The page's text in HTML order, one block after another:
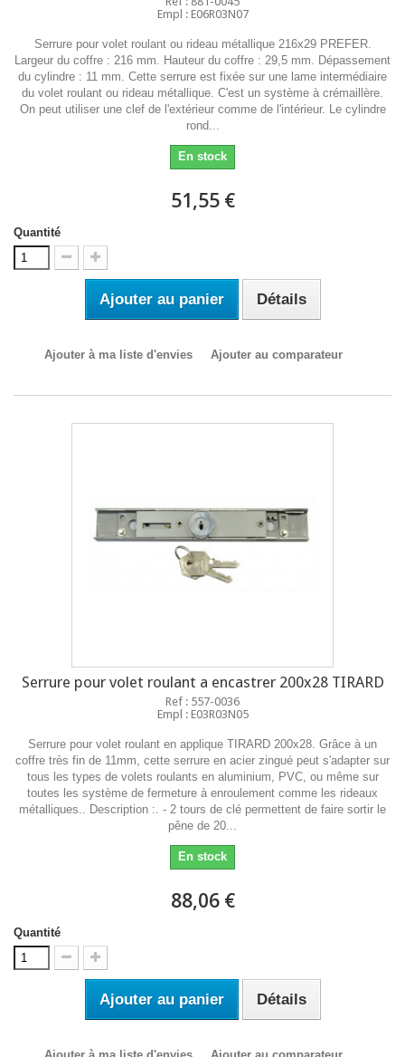
Empl : E06R03N07
Serrure pour volet roulant ou rideau métallique 216x29 PREFER.
Largeur du coffre : 216 mm. Hauteur du coffre : 29,5 mm. Dépassement
du cylindre : 11 mm. Cette serrure est fixée sur une lame intermédiaire
du volet roulant ou rideau métallique. C'est un système à crémaillère.
On peut utiliser une clef de l'extérieur comme de l'intérieur. Le cylindre
rond...
En stock
51,55 €
Quantité
Ajouter au panier Détails
Ajouter à ma liste d'envies Ajouter au comparateur
Serrure pour volet roulant a encastrer 200x28 TIRARD
Ref : 557-0036
Empl : E03R03N05
Serrure pour volet roulant en applique TIRARD 200x28. Grâce à un
coffre très fin de 11mm, cette serrure en acier zingué peut s'adapter sur
tous les types de volets roulants en aluminium, PVC, ou même sur
toutes les système de fermeture à enroulement comme les rideaux
métalliques.. Description :. - 2 tours de clé permettent de faire sortir le
pêne de 20...
En stock
88,06 €
Quantité
Ajouter au panier Détails